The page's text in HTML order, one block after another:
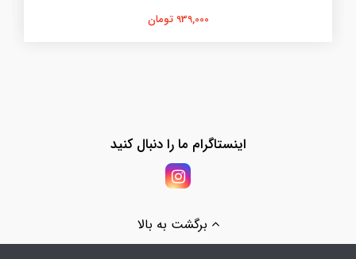
939,000 تومان
اینستاگرام ما را دنبال کنید
برگشت به بالا